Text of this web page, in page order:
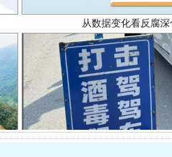
酒驾未被当场查获能处